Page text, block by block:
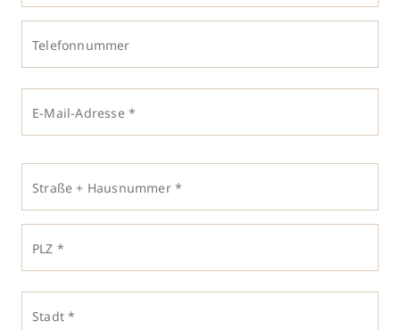
Telefonnummer
E-Mail-Adresse *
Straße + Hausnummer *
PLZ *
Stadt *